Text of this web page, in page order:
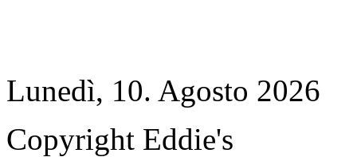
Lunedì, 10. Agosto 2026
Copyright Eddie's